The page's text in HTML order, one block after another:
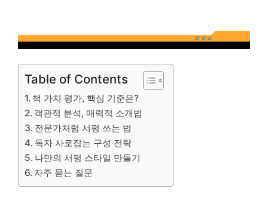
Table of Contents
책 가치 평가, 핵심 기준은?
객관적 분석, 매력적 소개법
전문가처럼 서평 쓰는 법
독자 사로잡는 구성 전략
나만의 서평 스타일 만들기
자주 묻는 질문